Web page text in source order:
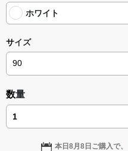
じます。
ホワイト
サイズ
数量
本日8月8日 ご購入で、